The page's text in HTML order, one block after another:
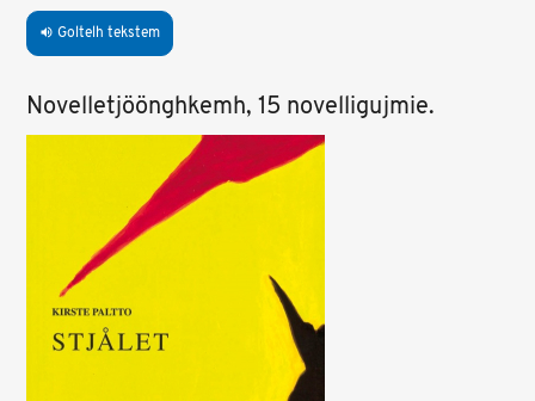
volume_up Goltelh tekstem
Novelletjöönghkemh, 15 novelligujmie.